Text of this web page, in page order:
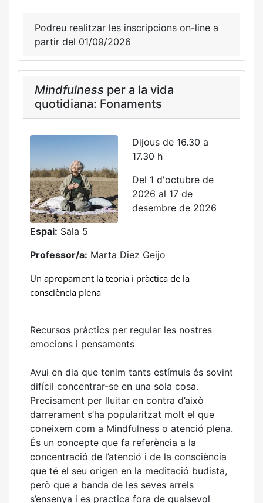
Podreu realitzar les inscripcions on-line a
partir del 01/09/2026
Mindfulness per a la vida
quotidiana: Fonaments
Dijous de 16.30 a
17.30 h
Del 1 d'octubre de
2026 al 17 de
desembre de 2026
Espai: Sala 5
Professor/a: Marta Diez Geijo
Un apropament la teoria i pràctica de la
consciència plena
Recursos pràctics per regular les nostres
emocions i pensaments
Avui en dia que tenim tants estímuls és sovint
difícil concentrar-se en una sola cosa.
Precisament per lluitar en contra d’això
darrerament s’ha popularitzat molt el que
coneixem com a Mindfulness o atenció plena.
És un concepte que fa referència a la
concentració de l’atenció i de la consciència
que té el seu origen en la meditació budista,
però que a banda de les seves arrels
s’ensenya i es practica fora de qualsevol